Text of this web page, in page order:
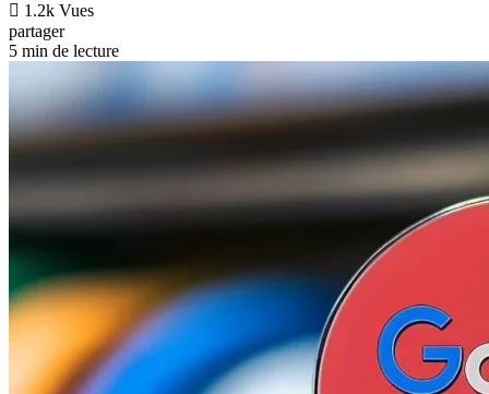
1.2k Vues
partager
5 min de lecture